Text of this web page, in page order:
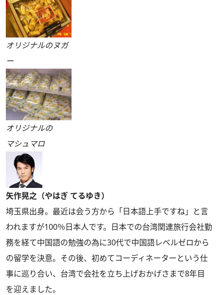
オリジナルのヌガ
ー
オリジナルの
マシュマロ
矢作晃之（やはぎ てるゆき）
埼玉県出身。最近は会う方から「日本語上手ですね」と言
われますが100％日本人です。日本での台湾関連旅行会社勤
務を経て中国語の勉強の為に30代で中国語レベルゼロから
の留学を決意。その後、初めてコーディネーターという仕
事に巡り合い、台湾で会社を立ち上げおかげさまで8年目
を迎えました。